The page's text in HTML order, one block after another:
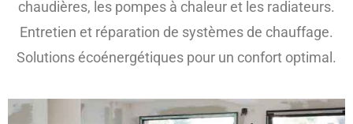
chaudières, les pompes à chaleur et les radiateurs.
Entretien et réparation de systèmes de chauffage.
Solutions écoénergétiques pour un confort optimal.